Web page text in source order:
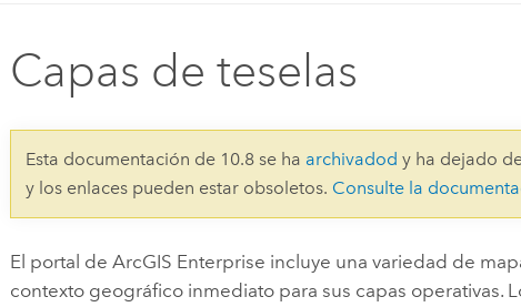
Capas de teselas
Esta documentación de 10.8 se ha archivadod y ha dejado
y los enlaces pueden estar obsoletos. Consulte la
El portal deArcGIS Enterprise incluye una variedad de
contexto geográfico inmediato para sus capas operativas.